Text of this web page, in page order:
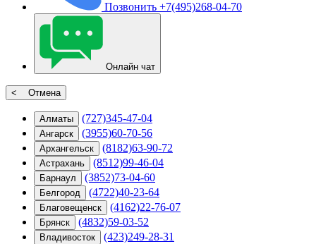
Позвонить +7(495)268-04-70
Онлайн чат
< Отмена
Алматы (727)345-47-04
Ангарск (3955)60-70-56
Архангельск (8182)63-90-72
Астрахань (8512)99-46-04
Барнаул (3852)73-04-60
Белгород (4722)40-23-64
Благовещенск (4162)22-76-07
Брянск (4832)59-03-52
Владивосток (423)249-28-31